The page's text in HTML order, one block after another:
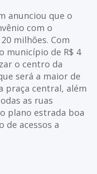
anunciou que o
com o
milhões. Com
município de R$ 4
o centro da
será a maior de
praça central, além
as ruas
plano estrada boa
de acessos a